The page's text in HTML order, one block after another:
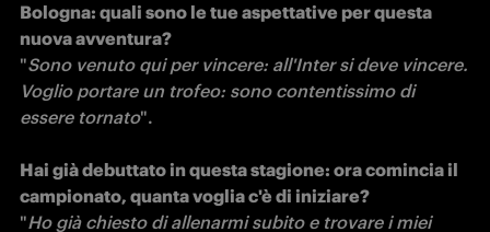
Bologna: quali sono le tue aspettative per questa
nuova avventura?
"Sono venuto qui per vincere: all'Inter si deve vincere.
Voglio portare un trofeo: sono contentissimo di
essere tornato".
Hai già debuttato in questa stagione: ora comincia il
campionato, quanta voglia c'è di iniziare?
"Ho già chiesto di allenarmi subito e trovare i miei